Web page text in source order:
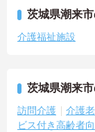
茨城県潮来
介護福祉施設
茨城県潮来
訪問介護 介護
ビス付き高齢者